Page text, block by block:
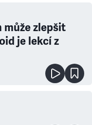
může zlepšit
je lekcí z